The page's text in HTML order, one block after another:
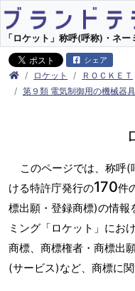
「ロケット」称呼(呼称)・ネ
シェア
ロケット ＲＯＣＫＥＴ
第９類 電気制御用の機械器具
このページでは、称呼
ける特許庁発行の170件
標出願・登録商標)の情報
ミング「ロケット」にお
商標、商標権者・商標出
(サービス)など、商標に